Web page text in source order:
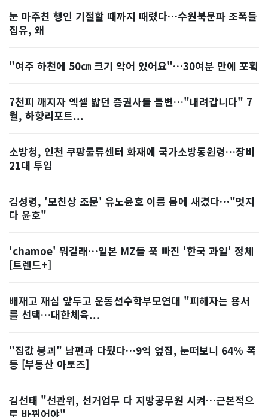
눈 마주친 행인 기절할 때까지 때렸다…수원북문파 조폭들
집유, 왜
"여주 하천에 50㎝ 크기 악어 있어요"…30여분 만에 포획
7천피 깨지자 엑셀 밟던 증권사들 돌변…"내려갑니다" 7
월, 하향리포트...
소방청, 인천 쿠팡물류센터 화재에 국가소방동원령…장비
21대 투입
김성령, '모친상 조문' 유노윤호 이름 몸에 새겼다…"멋지
다 윤호"
'chamoe' 뭐길래…일본 MZ들 푹 빠진 '한국 과일' 정체
[트렌드+]
배재고 재심 앞두고 운동선수학부모연대 "피해자는 용서
를 선택…대한체육...
"집값 붕괴" 남편과 다퉜다…9억 옆집, 눈떠보니 64% 폭
등 [부동산 아토즈]
김선태 "선관위, 선거업무 다 지방공무원 시켜…근본적으
로 바뀌어야"